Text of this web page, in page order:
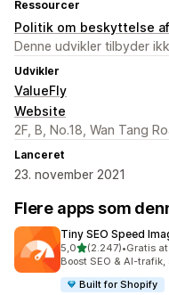
Ressourcer
Politik om beskyttelse
Denne udvikler tilbyder
Udvikler
ValueFly
Website
2F, B, No.18, Wan Tang
Lanceret
23. november 2021
Flere apps som
Tiny SEO Speed
5,0ud af 5 stjerner
(2.247)
2247 anmeldelser i alt
•Gratis
Boost SEO & AI-
Built for Shopify